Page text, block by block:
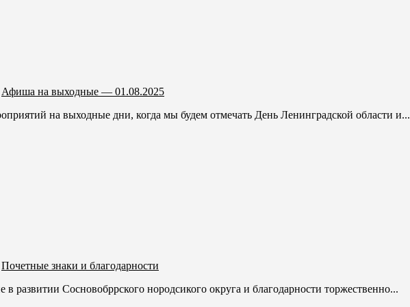
Афиша на выходные — 01.08.2025
на выходные дни, когда мы будем отмечать День Ленинградской области и...
Почетные знаки и благодарности
в развитии Сосновобррского нородсикого округа и благодарности торжественно...